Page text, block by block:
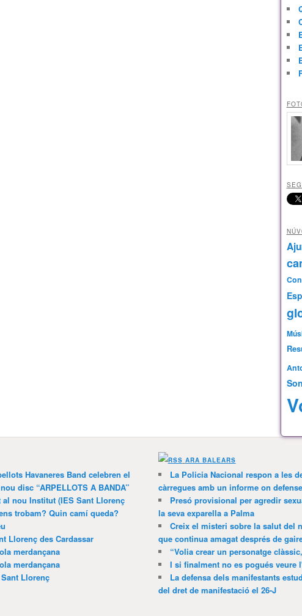
Havaneres Band celebren el
disc “ARPELLOTS A BANDA”
nou Institut (IES Sant Llorenç
trobam? Quin camí queda?
Llorenç des Cardassar
merdançana
merdançana
Llorenç
ARA BALEARS
La Policia Nacional respon a les
càrregues amb un informe on
Presó provisional per agredir
la seva exparella a Palma
Creix el misteri sobre la salut del
que continua amagat després de
“Volia crear un personatge
I si finalment no es pogués veure
La defensa dels manifestants
del dret de manifestació el 26-J